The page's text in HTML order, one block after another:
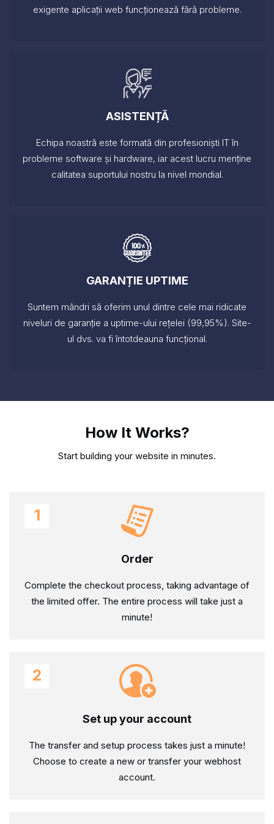
exigente aplicații web funcționează fără probleme.
ASISTENȚĂ
Echipa noastră este formată din profesioniști IT în
probleme software și hardware, iar acest lucru menține
calitatea suportului nostru la nivel mondial.
GARANȚIE UPTIME
Suntem mândri să oferim unul dintre cele mai ridicate
niveluri de garanție a uptime-ului rețelei (99,95%). Site-
ul dvs. va fi întotdeauna funcțional.
How It Works?
Start building your website in minutes.
1
Order
Complete the checkout process, taking advantage of
the limited offer. The entire process will take just a
minute!
2
Set up your account
The transfer and setup process takes just a minute!
Choose to create a new or transfer your webhost
account.